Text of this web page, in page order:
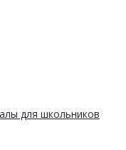
для школьников